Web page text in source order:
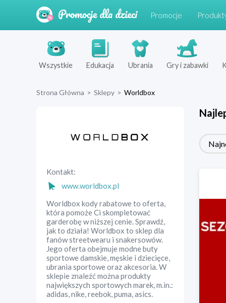
Promocje
Wszystkie Edukacja Ubrania Gry i zabawki
Strona Główna > Sklepy > Worldbox
Kontakt:
www.worldbox.pl
Worldbox kody rabatowe to oferta,
która pomoże Ci skompletować
garderobę w niższej cenie. Sprawdź,
jak to działa! Worldbox to sklep dla
fanów streetwearu i snakersowów.
Jego oferta obejmuje modne buty
sportowe damskie, męskie i dziecięce,
ubrania sportowe oraz akcesoria. W
sklepie znaleźć można produkty
największych sportowych marek, m.in.:
adidas, nike, reebok, puma, asics.